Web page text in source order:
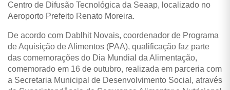
Centro de Difusão Tecnológica da Seaap, localizado no
Aeroporto Prefeito Renato Moreira.
De acordo com Dablhit Novais, coordenador de Programa
de Aquisição de Alimentos (PAA), qualificação faz parte
das comemorações do Dia Mundial da Alimentação,
comemorado em 16 de outubro, realizada em parceria com
a Secretaria Municipal de Desenvolvimento Social, através